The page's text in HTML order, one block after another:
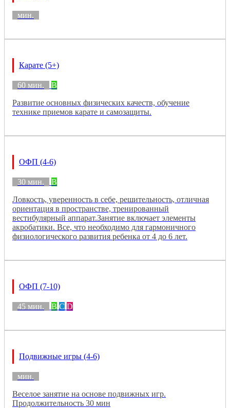
мин.
Карате (5+)
60 мин.
B
Развитие основных физических качеств, обучение
технике приемов карате и самозащиты.
ОФП (4-6)
30 мин.
B
Ловкость, уверенность в себе, решительность, отличная
ориентация в пространстве, тренированный
вестибулярный аппарат.Занятие включает элементы
акробатики. Все, что необходимо для гармоничного
физиологического развития ребенка от 4 до 6 лет.
ОФП (7-10)
45 мин. B C D
Подвижные игры (4-6)
мин.
Веселое занятие на основе подвижных игр.
Продолжительность 30 мин